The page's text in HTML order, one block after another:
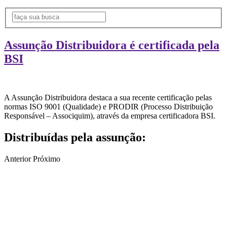
Assunção Distribuidora é certificada pela
BSI
A Assunção Distribuidora destaca a sua recente certificação pelas
normas ISO 9001 (Qualidade) e PRODIR (Processo Distribuição
Responsável – Associquim), através da empresa certificadora BSI.
Distribuídas pela assunção:
Anterior Próximo